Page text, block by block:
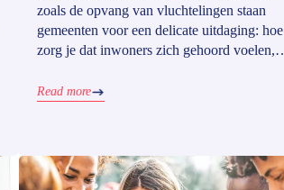
zoals de opvang van vluchtelingen staan
gemeenten voor een delicate uitdaging: hoe
zorg je dat inwoners zich gehoord voelen,
bestuur zijn genomen? De gemeente
Read more